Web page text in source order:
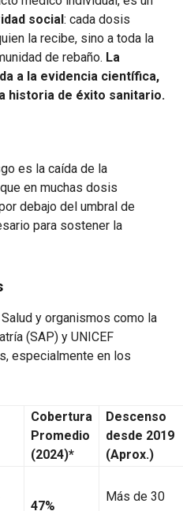
social: cada dosis
la recibe, sino a toda la
de rebaño. La
a la evidencia científica,
historia de éxito sanitario.
es la caída de la
en muchas dosis
debajo del umbral de
para sostener la
y organismos como la
(SAP) y UNICEF
especialmente en los
Cobertura
Promedio
(2024)*
Descenso
desde 2019
(Aprox.)
47%
Más de 30